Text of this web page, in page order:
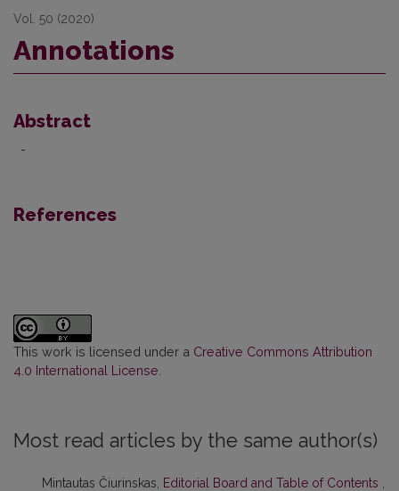
Vol. 50 (2020)
Annotations
Abstract
-
References
This work is licensed under a Creative Commons Attribution
4.0 International License
Most read articles by the same author(s)
Mintautas Čiurinskas, Editorial Board and Table of Contents